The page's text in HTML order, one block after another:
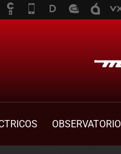
OBSERVATORIO